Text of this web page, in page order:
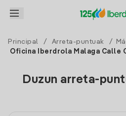
Principal / Arreta-puntuak /
Oficina Iberdrola Malaga Calle
Duzun arreta-